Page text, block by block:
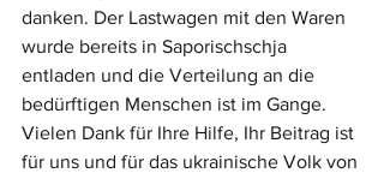
danken. Der Lastwagen mit den Waren
wurde bereits in Saporischschja
entladen und die Verteilung an die
bedürftigen Menschen ist im Gange.
Vielen Dank für Ihre Hilfe, Ihr Beitrag ist
für uns und für das ukrainische Volk von